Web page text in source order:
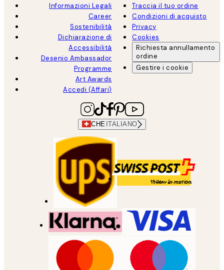
Informazioni Legali
Career
Sostenibilità
Dichiarazione di
Accessibilità
Desenio Ambassador
Programme
Art Awards
Accedi (Affari)
Traccia il tuo ordine
Condizioni di acquisto
Privacy
Cookies
Richiesta annullamento
ordine
Gestire i cookie
CHE ITALIANO